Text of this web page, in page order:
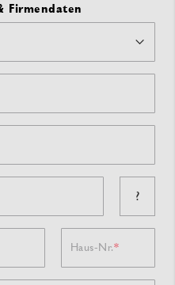
Firmendaten
?
Haus-Nr.